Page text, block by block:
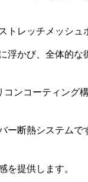
レッチメッシ
かび、全体的な
ンコーティン
ー断熱システム
提供します。